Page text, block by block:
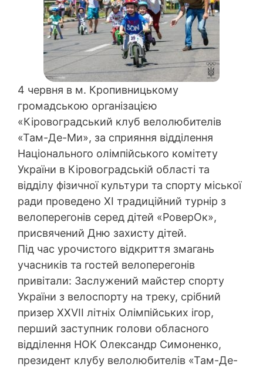
4 червня в м. Кропивницькому
громадською організацією
«Кіровоградський клуб велолюбителів
«Там-Де-Ми», за сприяння відділення
Національного олімпійського комітету
України в Кіровоградській області та
відділу фізичної культури та спорту міської
ради проведено ХІ традиційний турнір з
велоперегонів серед дітей «РоверОк»,
присвячений Дню захисту дітей.
Під час урочистого відкриття змагань
учасників та гостей велоперегонів
привітали: Заслужений майстер спорту
України з велоспорту на треку, срібний
призер XXVIІ літніх Олімпійських ігор,
перший заступник голови обласного
відділення НОК Олександр Симоненко,
президент клубу велолюбителів «Там-Де-